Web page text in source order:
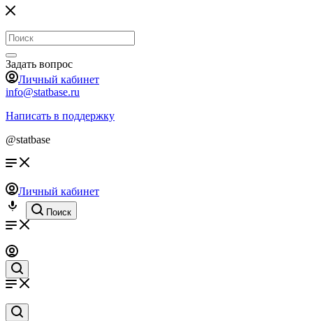
Задать вопрос
Личный кабинет
info@statbase.ru
Написать в поддержку
@statbase
Личный кабинет
Поиск